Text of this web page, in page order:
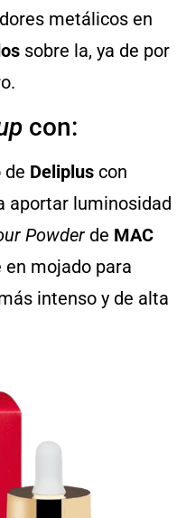
metálicos en
sobre la, ya de por
con:
de Deliplus con
aportar luminosidad
Powder de MAC
en mojado para
intenso y de alta